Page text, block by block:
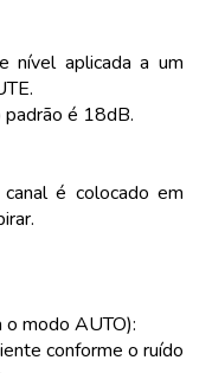
nível aplicada a um
é 18dB.
é colocado em
o modo AUTO):
conforme o ruído